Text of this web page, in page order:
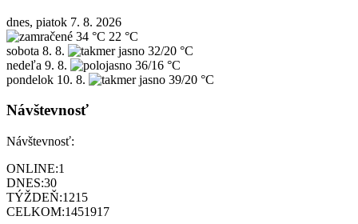
dnes, piatok 7. 8. 2026
34 °C 22 °C
sobota 8. 8.
32/20 °C
nedeľa 9. 8.
36/16 °C
pondelok 10. 8. 39/20 °C
Návštevnosť
Návštevnosť:
ONLINE:1
DNES:30
TÝŽDEŇ:1215
CELKOM:1451917